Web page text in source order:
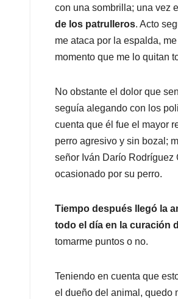
con una sombrilla; una vez
de los patrulleros. Acto
me ataca por la espalda,
momento que me lo quitan
No obstante el dolor que
seguía alegando con los
cuenta que él fue el mayor
perro agresivo y sin bozal;
señor Iván Darío Rodríguez
ocasionado por su perro.
Tiempo después llegó la
todo el día en la curación
tomarme puntos o no.
Teniendo en cuenta que
el dueño del animal, quedo